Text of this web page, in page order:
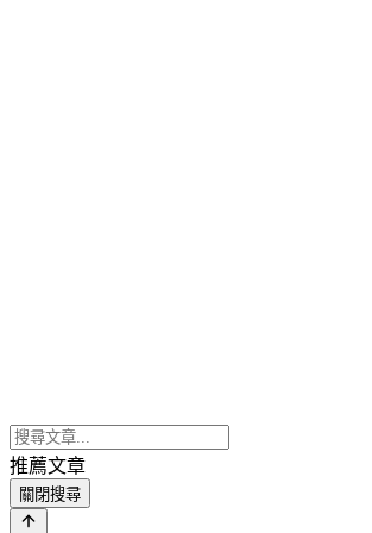
推薦文章
關閉搜尋